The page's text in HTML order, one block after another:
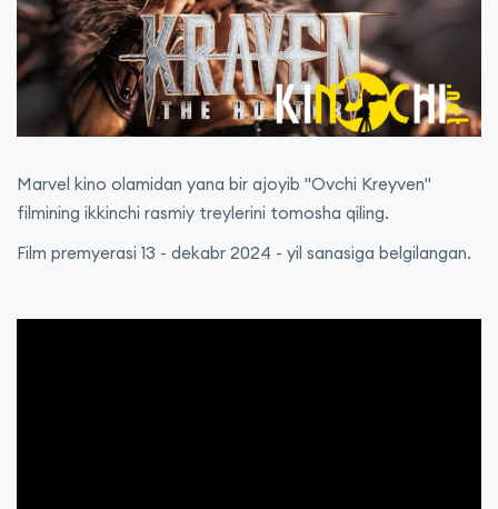
Marvel kino olamidan yana bir ajoyib "Ovchi Kreyven"
filmining ikkinchi rasmiy treylerini tomosha qiling.
Film premyerasi 13 - dekabr 2024 - yil sanasiga belgilangan.